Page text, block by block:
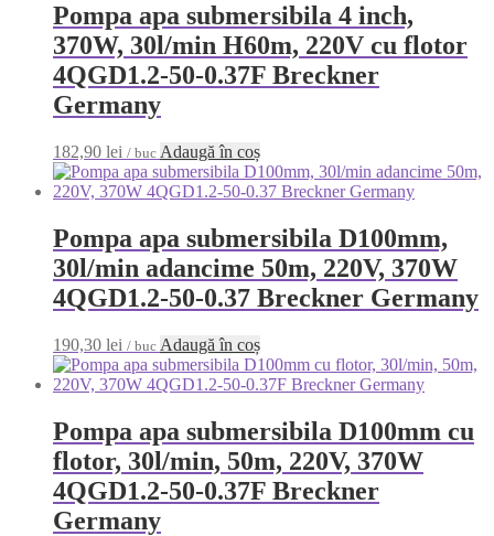
Pompa apa submersibila 4 inch,
370W, 30l/min H60m, 220V cu flotor
4QGD1.2-50-0.37F Breckner
Germany
182,90 lei / buc Adaugă în coș
Pompa apa submersibila D100mm,
30l/min adancime 50m, 220V, 370W
4QGD1.2-50-0.37 Breckner Germany
190,30 lei / buc Adaugă în coș
Pompa apa submersibila D100mm cu
flotor, 30l/min, 50m, 220V, 370W
4QGD1.2-50-0.37F Breckner
Germany